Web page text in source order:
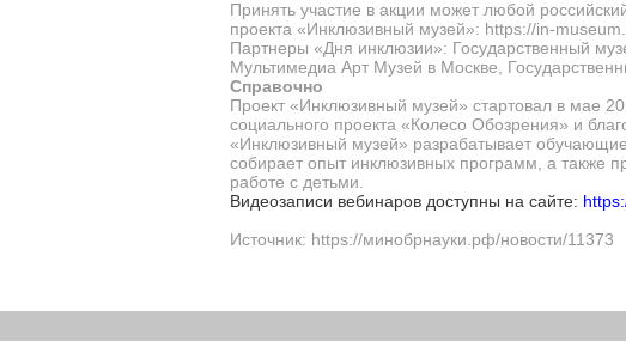
Принять участие в акции может любой
проекта «Инклюзивный музей»: https://in-
Партнеры «Дня инклюзии»: Государственный
Мультимедиа Арт Музей в Москве,
Справочно
Проект «Инклюзивный музей» стартовал в мае
социального проекта «Колесо Обозрения» и
«Инклюзивный музей» разрабатывает
собирает опыт инклюзивных программ, а также
работе с детьми.
Видеозаписи вебинаров доступны на сайте:
Источник: https://минобрнауки.рф/новости/11373